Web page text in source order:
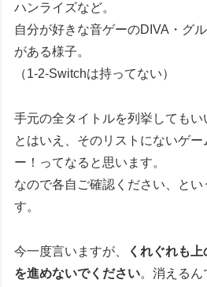
ハンライズなど。
自分が好きな音ゲーのDIVA・グ
がある様子。
（1-2-Switchは持ってない）
手元の全タイトルを列挙してもい
とはいえ、そのリストにないゲ
ー！ってなると思います。
なので各自ご確認ください、とい
す。
今一度言いますが、
くれぐれも
を進めないでください。消えるん